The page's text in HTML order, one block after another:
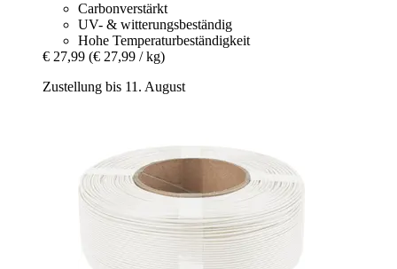
Carbonverstärkt
UV- & witterungsbeständig
Hohe Temperaturbeständigkeit
€ 27,99 (€ 27,99 / kg)
Zustellung bis 11. August